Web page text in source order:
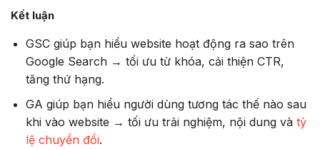
Kết luận
GSC giúp bạn hiểu website hoạt động ra sao trên
Google Search → tối ưu từ khóa, cải thiện CTR,
tăng thứ hạng.
GA giúp bạn hiểu người dùng tương tác thế nào sau
khi vào website → tối ưu trải nghiệm, nội dung và tỷ
lệ chuyển đổi.